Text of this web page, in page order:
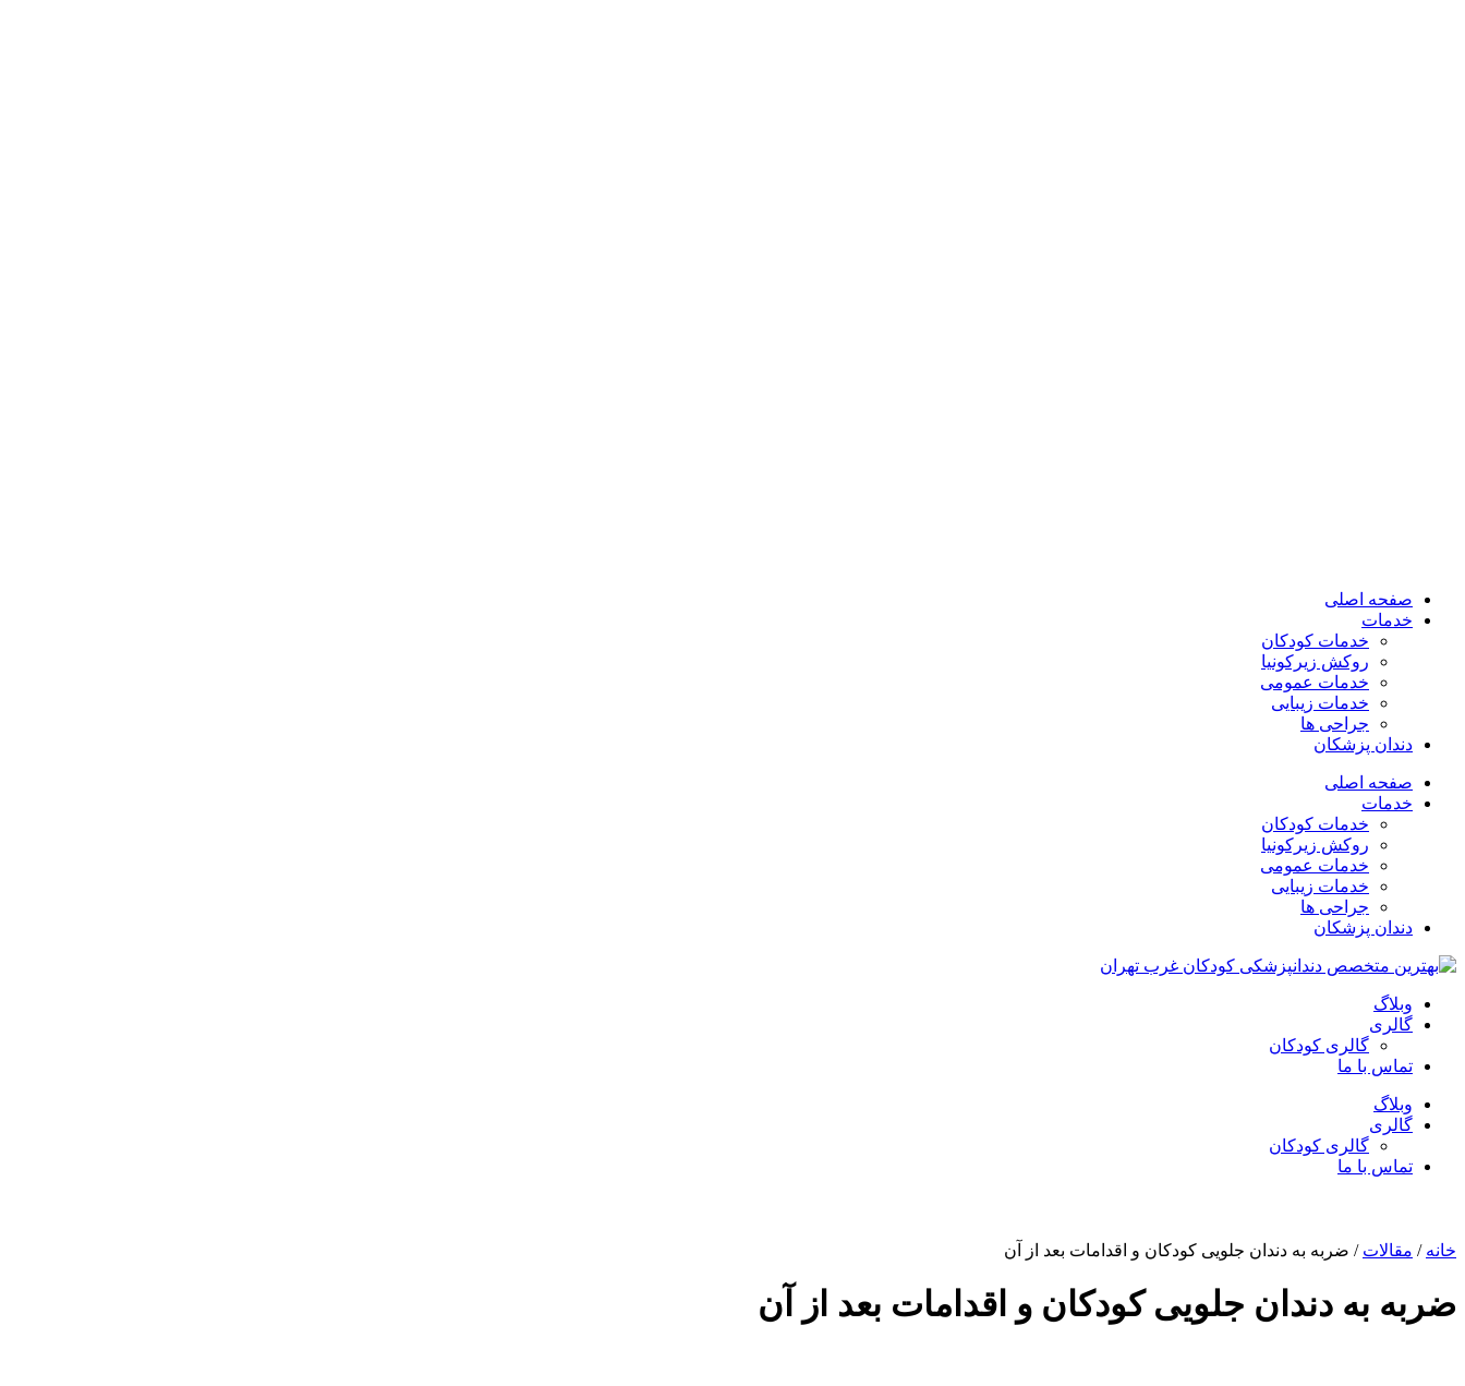
صفحه اصلی
خدمات
خدمات کودکان
روکش زیرکونیا
خدمات عمومی
خدمات زیبایی
جراحی ها
دندان پزشکان
صفحه اصلی
خدمات
خدمات کودکان
روکش زیرکونیا
خدمات عمومی
خدمات زیبایی
جراحی ها
دندان پزشکان
وبلاگ
گالری
گالری کودکان
تماس با ما
وبلاگ
گالری
گالری کودکان
تماس با ما
خانه / مقالات / ضربه به دندان جلویی کودکان و اقدامات بعد از آن
ضربه به دندان جلویی کودکان و اقدامات بعد از آن